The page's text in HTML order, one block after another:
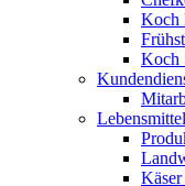
Koch
Koch